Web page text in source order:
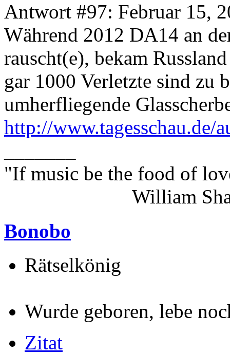
Antwort #97: Februar 15,
Während 2012 DA14 an
rauscht(e), bekam
gar 1000 Verletzte sind zu
umherfliegende
http://www.tagesschau.de/
"If music be the food of
William
Bonobo
Rätselkönig
Wurde geboren, lebe
Zitat